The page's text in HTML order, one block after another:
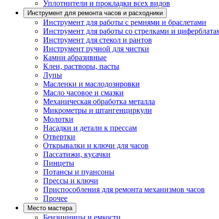
Уплотнители и прокладки всех видов
Инструмент для ремонта часов и расходники
Инструмент для работы с ремнями и браслетами
Инструмент для работы со стрелками и
Инструмент для стекол и рантов
Инструмент ручной для чистки
Камни абразивные
Клеи, растворы, пасты
Лупы
Масленки и маслодозировки
Масло часовое и смазки
Механическая обработка металла
Микрометры и штангенциркули
Молотки
Насадки и детали к прессам
Отвертки
Открывалки и ключи для часов
Пассатижи, кусачки
Пинцеты
Потансы и пуансоны
Прессы и ключи
Приспособления для ремонта механизмов часов
Прочее
Место мастера
Бензинницы и емкости